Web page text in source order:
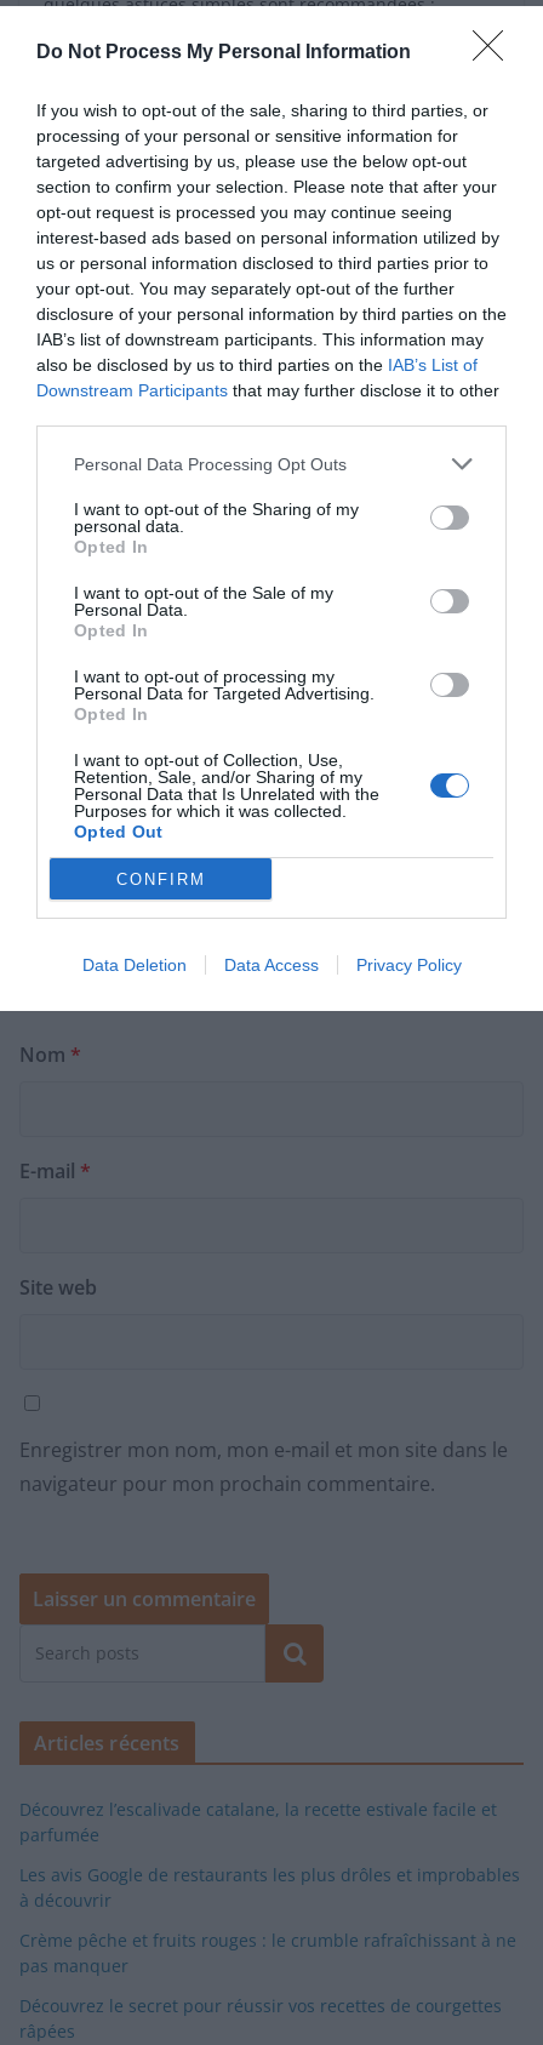
Do Not Process My Personal Information
If you wish to opt-out of the sale, sharing to third parties, or
processing of your personal or sensitive information for
targeted advertising by us, please use the below opt-out
section to confirm your selection. Please note that after your
opt-out request is processed you may continue seeing
interest-based ads based on personal information utilized by
us or personal information disclosed to third parties prior to
your opt-out. You may separately opt-out of the further
disclosure of your personal information by third parties on the
IAB’s list of downstream participants. This information may
also be disclosed by us to third parties on the IAB’s List of
Downstream Participants that may further disclose it to other
Personal Data Processing Opt Outs
I want to opt-out of the Sharing of my
personal data.
Opted In
I want to opt-out of the Sale of my
Personal Data.
Opted In
I want to opt-out of processing my
Personal Data for Targeted Advertising.
Opted In
I want to opt-out of Collection, Use,
Retention, Sale, and/or Sharing of my
Personal Data that Is Unrelated with the
Purposes for which it was collected.
Opted Out
CONFIRM
Data Deletion Data Access Privacy Policy
quelques astuces simples sont recommandées :
Peser ou mesurer sa cuillère de Nutella, puis
Remplacer le beurre par du Nutella, sans
ajouter d’autres sucres dans la journée.
Alterner avec une pâte à tartiner maison, plus
riche en noisettes et moins sucrée, tout en
respectant la même petite portion.
Café en supermarché : la vérité sur leur composition
dévoilée
Aldi rappel : Jambon contaminé à la Listeria
Votre adresse e-mail ne sera pas publiée.
Les champs
Commentaire
Nom *
E-mail *
Site web
Enregistrer mon nom, mon e-mail et mon site dans le
navigateur pour mon prochain commentaire.
Rechercher
Articles récents
Découvrez l’escalivade catalane, la recette estivale facile et
parfumée
Les avis Google de restaurants les plus drôles et improbables
à découvrir
Crème pêche et fruits rouges : le crumble rafraîchissant à ne
pas manquer
Découvrez le secret pour réussir vos recettes de courgettes
râpées